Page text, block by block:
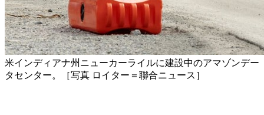
米インディアナ州ニューカーライルに建設中のアマゾンデー
タセンター。［写真 ロイター＝聯合ニュース］